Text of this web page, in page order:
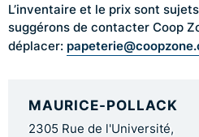
L’inventaire et le prix sont
suggérons de contacter Coop
déplacer:
MAURICE-POLLACK
2305 Rue de l'Université,